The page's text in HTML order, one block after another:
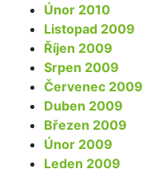
Únor 2010
Listopad 2009
Říjen 2009
Srpen 2009
Červenec 2009
Duben 2009
Březen 2009
Únor 2009
Leden 2009